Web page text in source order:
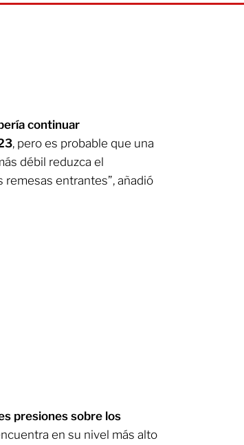
continuar
, pero es probable que una
débil reduzca el
entrantes”, añadió
presiones sobre los
en su nivel más alto